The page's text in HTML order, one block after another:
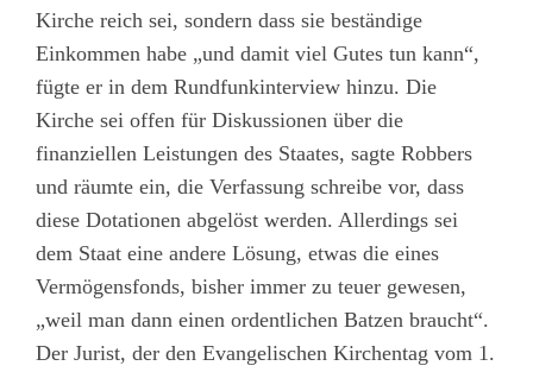
Kirche reich sei, sondern dass sie beständige
Einkommen habe „und damit viel Gutes tun kann“,
fügte er in dem Rundfunkinterview hinzu. Die
Kirche sei offen für Diskussionen über die
finanziellen Leistungen des Staates, sagte Robbers
und räumte ein, die Verfassung schreibe vor, dass
diese Dotationen abgelöst werden. Allerdings sei
dem Staat eine andere Lösung, etwas die eines
Vermögensfonds, bisher immer zu teuer gewesen,
„weil man dann einen ordentlichen Batzen braucht“.
Der Jurist, der den Evangelischen Kirchentag vom 1.